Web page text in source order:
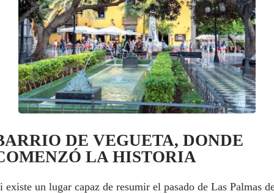
DE VEGUETA, DONDE
LA HISTORIA
existe un lugar capaz de resumir el pasado de Las Palmas